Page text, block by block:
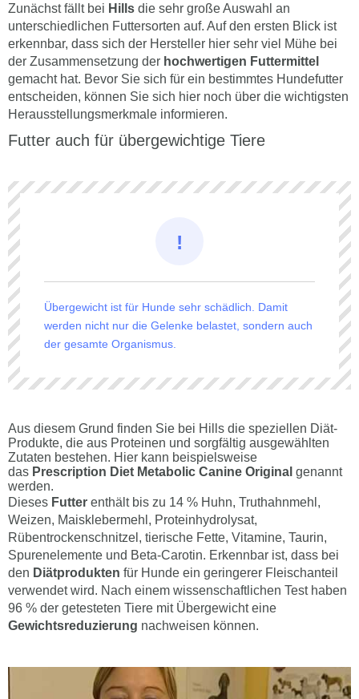
Zunächst fällt bei Hills die sehr große Auswahl an
unterschiedlichen Futtersorten auf. Auf den ersten Blick ist
erkennbar, dass sich der Hersteller hier sehr viel Mühe bei
der Zusammensetzung der hochwertigen Futtermittel
gemacht hat. Bevor Sie sich für ein bestimmtes Hundefutter
entscheiden, können Sie sich hier noch über die wichtigsten
Herausstellungsmerkmale informieren.
Futter auch für übergewichtige Tiere
Übergewicht ist für Hunde sehr schädlich. Damit
werden nicht nur die Gelenke belastet, sondern auch
der gesamte Organismus.
Aus diesem Grund finden Sie bei Hills die speziellen Diät-
Produkte, die aus Proteinen und sorgfältig ausgewählten
Zutaten bestehen. Hier kann beispielsweise
das Prescription Diet Metabolic Canine Original genannt
werden.
Dieses Futter enthält bis zu 14 % Huhn, Truthahnmehl,
Weizen, Maisklebermehl, Proteinhydrolysat,
Rübentrockenschnitzel, tierische Fette, Vitamine, Taurin,
Spurenelemente und Beta-Carotin. Erkennbar ist, dass bei
den Diätprodukten für Hunde ein geringerer Fleischanteil
verwendet wird. Nach einem wissenschaftlichen Test haben
96 % der getesteten Tiere mit Übergewicht eine
Gewichtsreduzierung nachweisen können.